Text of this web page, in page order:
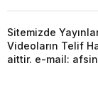
KÜNYE
GÜNCEL
SİYASET
KÜNYE
Sitemizde
Videoların Telif
aittir. e-mail: